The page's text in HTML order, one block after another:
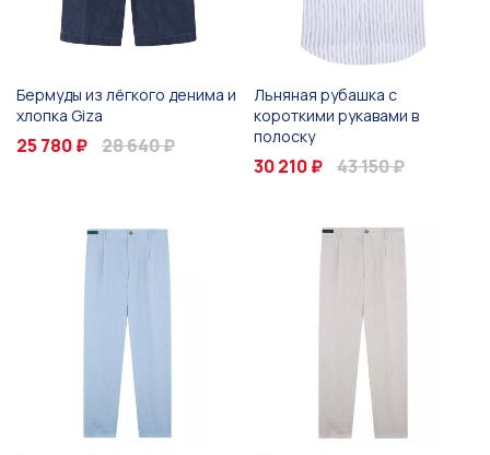
Бермуды из лёгкого денима и
хлопка Giza
25 780 ₽ 28 640 ₽
Льняная рубашка с
короткими рукавами в
полоску
30 210 ₽ 43 150 ₽